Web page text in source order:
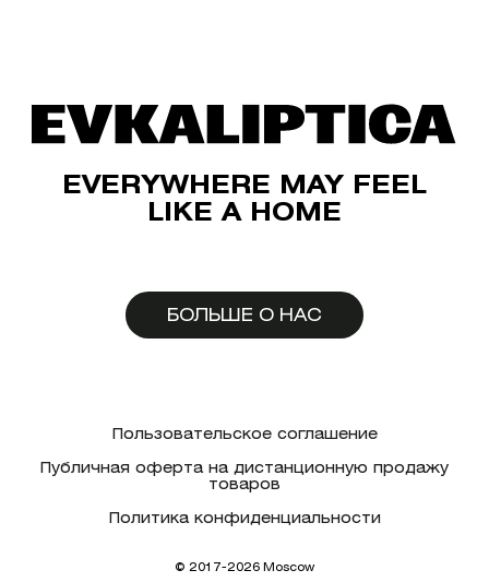
EVERYWHERE MAY FEEL
LIKE A HOME
БОЛЬШЕ О НАС
Пользовательское соглашение
Публичная оферта на дистанционную продажу
товаров
Политика конфиденциальности
© 2017-2026 Moscow